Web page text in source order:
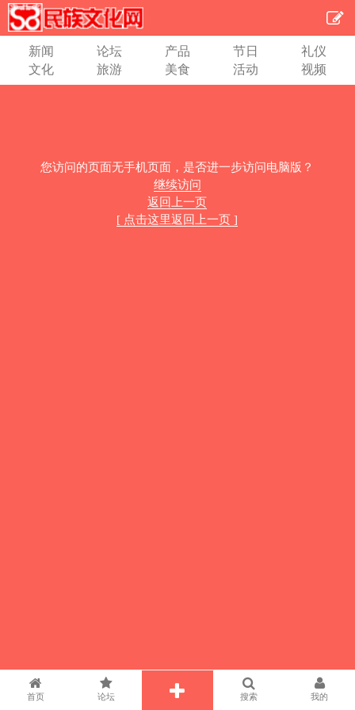
新闻 论坛 产品 节日
礼仪
文化
旅游 美食 活动 视频
您访问的页面无手机页面，是否进一步访问电脑版？
继续访问
返回上一页
[ 点击这里返回上一页 ]
首页 论坛 搜索 我的